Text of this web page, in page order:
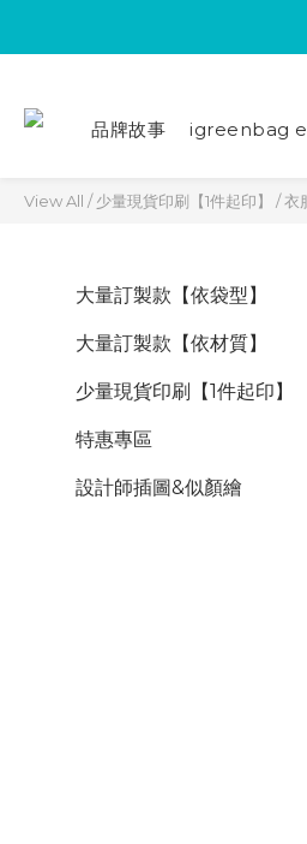
品牌故事 igreenbag
View All /少量現貨印刷【1件起印】 /衣
大量訂製款【依袋型】
大量訂製款【依材質】
少量現貨印刷【1件起印】
特惠專區
設計師插圖&似顏繪